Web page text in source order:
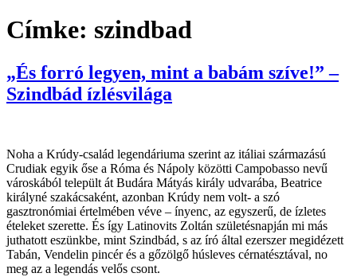
Címke: szindbad
„És forró legyen, mint a babám szíve!” –
Szindbád ízlésvilága
Noha a Krúdy-család legendáriuma szerint az itáliai származású
Crudiak egyik őse a Róma és Nápoly közötti Campobasso nevű
városkából települt át Budára Mátyás király udvarába, Beatrice
királyné szakácsaként, azonban Krúdy nem volt- a szó
gasztronómiai értelmében véve – ínyenc, az egyszerű, de ízletes
ételeket szerette. És így Latinovits Zoltán születésnapján mi más
juthatott eszünkbe, mint Szindbád, s az író által ezerszer megidézett
Tabán, Vendelin pincér és a gőzölgő húsleves cérnatésztával, no
meg az a legendás velős csont.